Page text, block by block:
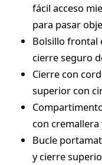
fácil acceso
para pasar
Bolsillo frontal
cierre seguro
Cierre con
superior con
con
Bucle
y cierre